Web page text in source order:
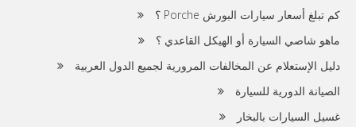
كم تبلغ أسعار سيارات البورش Porche ؟
ماهو شاصي السيارة أو الهيكل القاعدي ؟
دليل الإستعلام عن المخالفات المرورية لجميع الدول العربية
الصيانة الدورية للسيارة
غسيل السيارات بالبخار